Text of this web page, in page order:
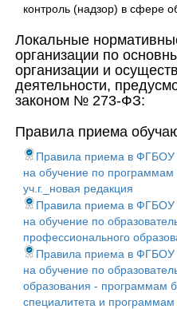
контроль (надзор) в сфере
Локальные
организации по
организации и
деятельности,
законом № 273-ФЗ:
Правила приема
Правила приема в ФГБОУ
на обучение по
уч.г._новая редакция
Правила приема в ФГБОУ
на обучение по
профессионального
Правила приема в ФГБОУ
на обучение по
образования - программам
специалитета и программам